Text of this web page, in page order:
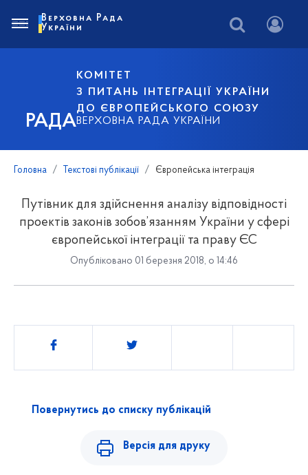
РАДА
КОМІТЕТ
З ПИТАНЬ ІНТЕГРАЦІЇ УКРАЇНИ
ДО ЄВРОПЕЙСЬКОГО СОЮЗУ
ВЕРХОВНА РАДА УКРАЇНИ
Верховна Рада
України
Головна Текстові публікації Європейська інтеграція
Путівник для здійснення аналізу відповідності
проектів законів зобов’язанням України у сфері
європейської інтеграції та праву ЄС
Опубліковано 01 березня 2018, о 14:46
Поділитись
Повернутись до списку публікацій
Версія для друку